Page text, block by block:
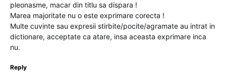
pleonasme, macar din titlu sa dispara !
Marea majoritate nu o este exprimare corecta !
Multe cuvinte sau expresii stirbite/pocite/agramate au intrat in
dictionare, acceptate ca atare, insa aceasta exprimare inca
nu.
Reply